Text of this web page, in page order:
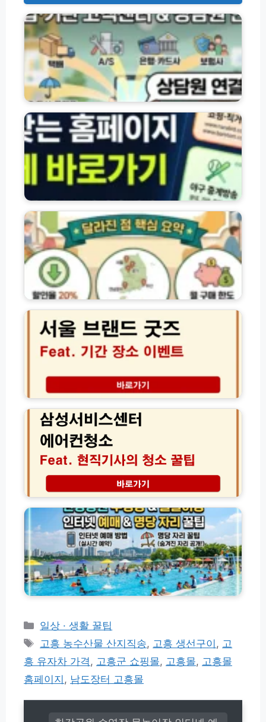
업
·
기
관
별
객
센
터
전
화
번
담
원
연
결
방
법
모
주
찾
는
공
공
·
간
홈
페
이
지
바
로
모
음
0
2
6
농
할
상
│
구
사
용
서
울
브
기
간
트
총
정
리
D
D
P
방
팁
성
서
컨
청
방
후
기
│
현
사
가
려
준
청
소
강
공
영
장
물
놀
이
인
터
넷
예
매
및
당
카
테
리
일상 · 생활 꿀팁
태
그
고흥 농수산물 산지직송, 고흥 생선구이 , 고
흥 유자차 가격 , 고흥군 쇼핑몰, 고흥몰, 고흥몰
홈페이지 , 남도장터 고흥몰